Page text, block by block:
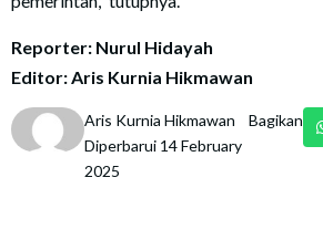
Reporter: Nurul Hidayah
Editor: Aris Kurnia Hikmawan
Aris Kurnia Hikmawan
Diperbarui 14 February
2025
Bagikan